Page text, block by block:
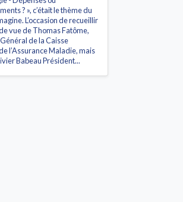
? », c’était le thème du
L’occasion de recueillir
vue de Thomas Fatôme,
de la Caisse
l’Assurance Maladie, mais
Babeau Président...